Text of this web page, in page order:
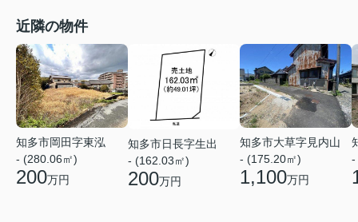
近隣の物件
知多市岡田字東泓
- (280.06㎡)
200万円
知多市日長字生出
- (162.03㎡)
200万円
知多市大草字見内山
- (175.20㎡)
1,100万円
-